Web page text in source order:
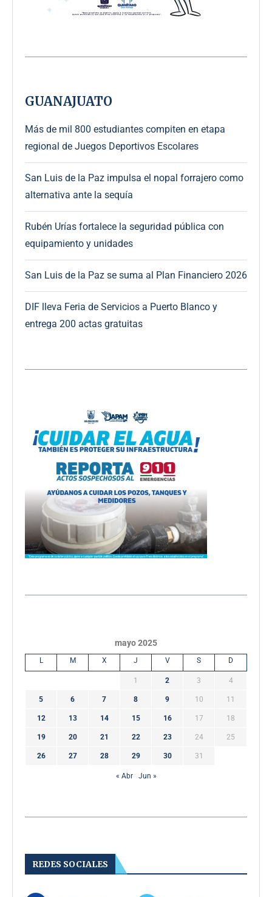
GUANAJUATO
Más de mil 800 estudiantes compiten en etapa
regional de Juegos Deportivos Escolares
San Luis de la Paz impulsa el nopal forrajero como
alternativa ante la sequía
Rubén Urías fortalece la seguridad pública con
equipamiento y unidades
San Luis de la Paz se suma al Plan Financiero 2026
DIF lleva Feria de Servicios a Puerto Blanco y
entrega 200 actas gratuitas
mayo 2025
L M X J V S D
1 2 3 4
5 6 7 8 9 10 11
12 13 14 15 16 17 18
19 20 21 22 23 24 25
26 27 28 29 30 31
« Abr Jun »
REDES SOCIALES